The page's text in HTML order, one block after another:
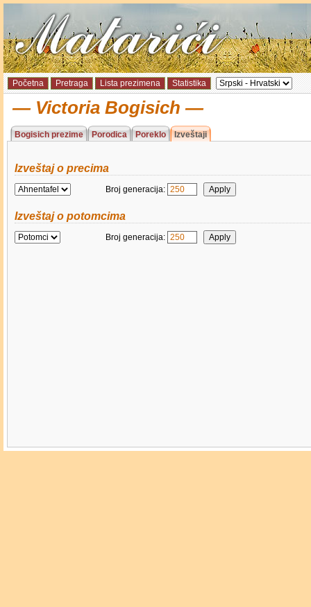
Početna Pretraga Lista prezimena Statistika
Victoria Bogisich
Bogisich prezime Porodica Poreklo Izveštaji
Izveštaj o precima
Broj generacija:
Izveštaj o potomcima
Broj generacija: